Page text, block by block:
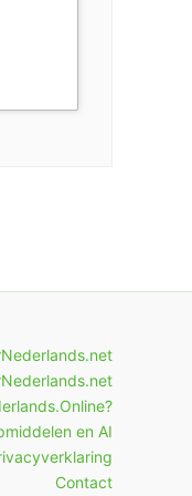
en AI
Contact